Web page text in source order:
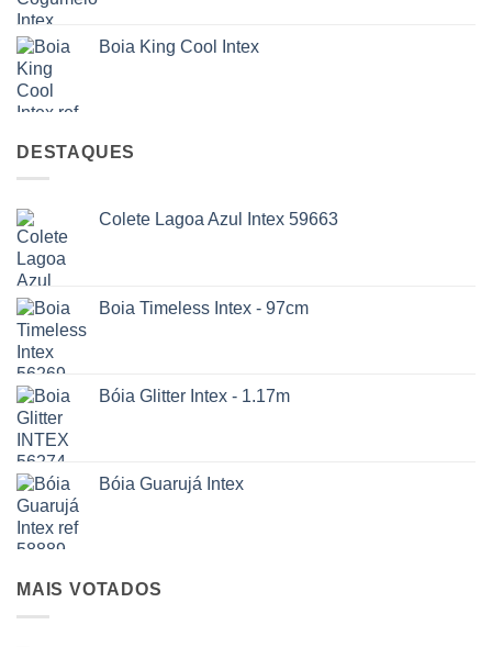
Boia King Cool Intex
DESTAQUES
Colete Lagoa Azul Intex 59663
Boia Timeless Intex - 97cm
Bóia Glitter Intex - 1.17m
Bóia Guarujá Intex
MAIS VOTADOS